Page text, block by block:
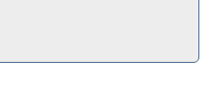
но довольны! Все